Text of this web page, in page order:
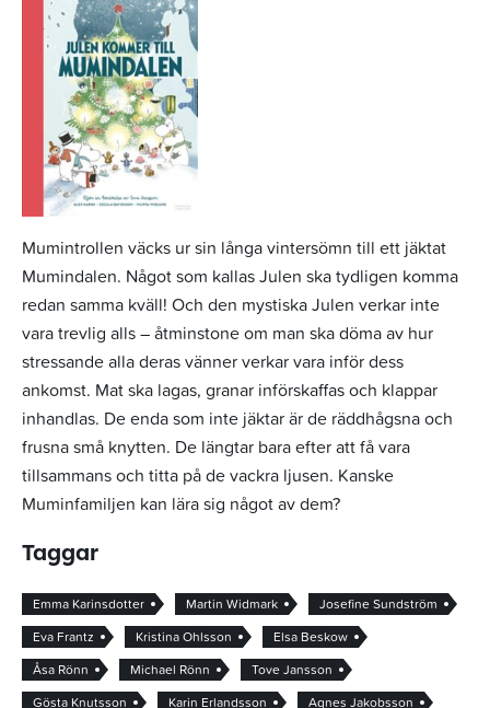
Mumintrollen väcks ur sin långa vintersömn till ett jäktat
Mumindalen. Något som kallas Julen ska tydligen komma
redan samma kväll! Och den mystiska Julen verkar inte
vara trevlig alls – åtminstone om man ska döma av hur
stressande alla deras vänner verkar vara inför dess
ankomst. Mat ska lagas, granar införskaffas och klappar
inhandlas. De enda som inte jäktar är de räddhågsna och
frusna små knytten. De längtar bara efter att få vara
tillsammans och titta på de vackra ljusen. Kanske
Muminfamiljen kan lära sig något av dem?
Taggar
Emma Karinsdotter Martin Widmark
Josefine Sundström
Eva Frantz
Kristina Ohlsson
Elsa Beskow
Åsa Rönn
Michael Rönn
Tove Jansson
Gösta Knutsson
Karin Erlandsson Agnes Jakobsson